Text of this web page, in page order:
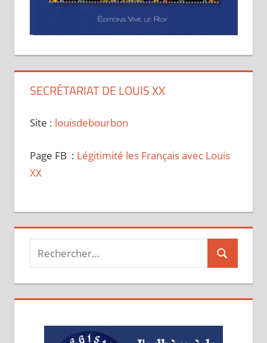
SECRÉTARIAT DE LOUIS XX
Site : louisdebourbon
Page FB : Légitimité les Français avec Louis
XX
Recherche
pour :